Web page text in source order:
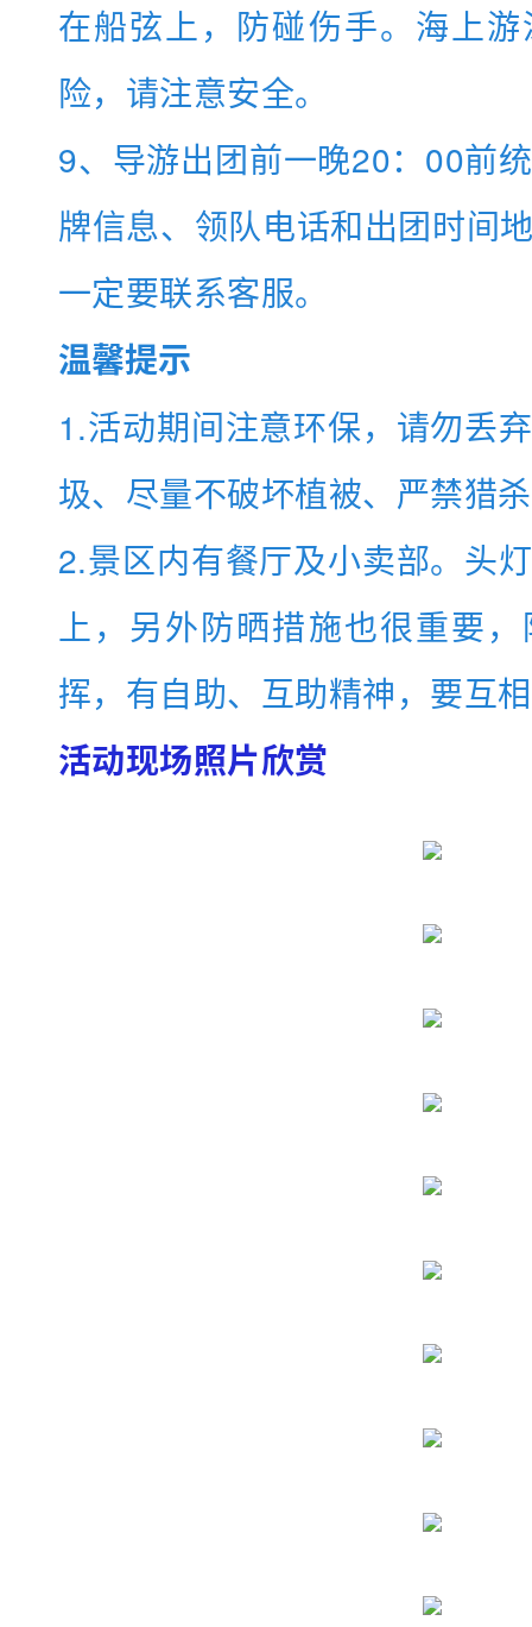
在船弦上，防碰伤手。海上
险，请注意安全。
9、导游出团前一晚20：00前
牌信息、领队电话和出团时间
一定要联系客服。
温馨提示
1.活动期间注意环保，请勿丢
圾、尽量不破坏植被、严禁猎
2.景区内有餐厅及小卖部。头
上，另外防晒措施也很重要
挥，有自助、互助精神，要互
活动现场照片欣赏